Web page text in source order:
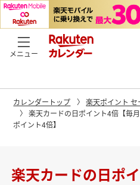
メニュー
カレンダートップ
楽天ポイント
楽天カードの日ポイント4倍【毎
ポイント4倍】
楽天カードの日ポ